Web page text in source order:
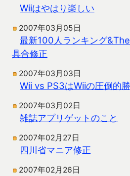
Wiiはやはり楽しい
2007年03月05日
最新100人ランキング
具合修正
2007年03月03日
Wii vs PS3はWiiの圧倒的
2007年03月02日
雑誌アプリゲットのこと
2007年02月27日
四川省マニア修正
2007年02月26日